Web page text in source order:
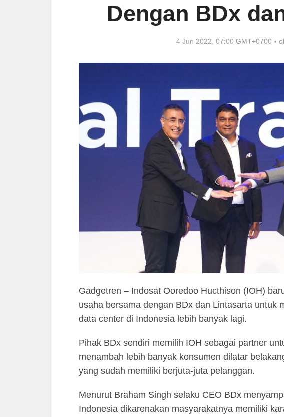
Dengan BDx
4 Jun 2022, 07:00 GMT+0700
Gadgetren – Indosat Ooredoo Hucthison (IOH)
usaha bersama dengan BDx dan Lintasarta untuk
data center di Indonesia lebih banyak lagi.
Pihak BDx sendiri memilih IOH sebagai partner
menambah lebih banyak konsumen dilatar
yang sudah memiliki berjuta-juta pelanggan.
Menurut Braham Singh selaku CEO BDx
Indonesia dikarenakan masyarakatnya memiliki